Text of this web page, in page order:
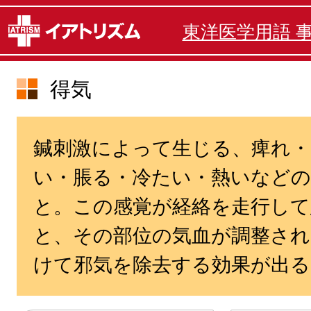
東洋医学用語
得気
鍼刺激によって生じる、痺れ
い・脹る・冷たい・熱いなど
と。この感覚が経絡を走行し
と、その部位の気血が調整さ
けて邪気を除去する効果が出